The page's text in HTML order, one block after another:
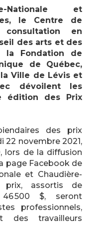
Nationale et
le Centre de
en
des arts et des
la Fondation de
de Québec,
la Ville de Lévis et
dévoilent les
édition des Prix
des prix
22 novembre 2021,
lors de la diffusion
page Facebook de
et Chaudière-
prix, assortis de
500 $, seront
professionnels,
des travailleurs